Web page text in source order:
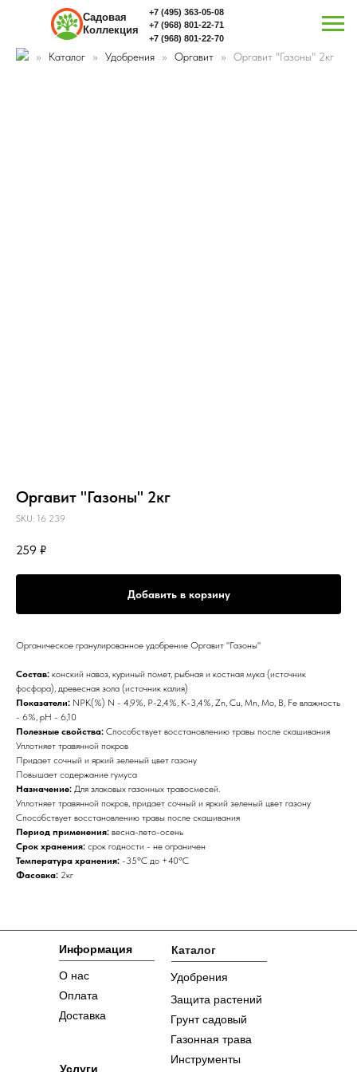
+7 (495) 363-05-08
+7 (968) 801-22-71
Садовая
Коллекция
+7 (968) 801-22-70
Каталог Удобрения Оргавит Оргавит "Газоны" 2кг
Оргавит "Газоны" 2кг
SKU: 16 239
259 ₽
Добавить в корзину
Органическое гранулированное удобрение Оргавит "Газоны"
Состав: конский навоз, куриный помет, рыбная и костная мука (источник
фосфора), древесная зола (источник калия)
Показатели: NPK(%) N - 4,9%, P-2,4%, K-3,4%, Zn, Cu, Mn, Mo, B, Fe влажность
- 6%, pH - 6,10
Полезные свойства: Способствует восстановлению травы после скашивания
Уплотняет травянной покров
Придает сочный и яркий зеленый цвет газону
Повышает содержание гумуса
Назначение: Для злаковых газонных травосмесей.
Уплотняет травянной покров, придает сочный и яркий зеленый цвет газону
Способствует восстановлению травы после скашивания
Период применения: весна-лето-осень
Срок хранения: срок годности - не ограничен
Температура хранения: -35ºС до +40ºС
Фасовка: 2кг
Информация Каталог
Услуги
О нас
Оплата
Доставка
Удобрения
Защита растений
Грунт садовый
Газонная трава
Инструменты